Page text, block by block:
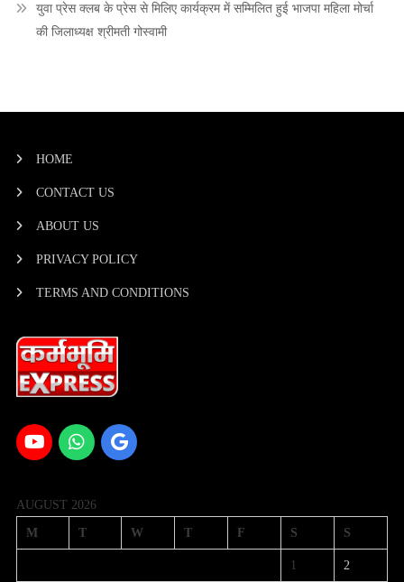
युवा प्रेस क्लब के प्रेस से मिलिए कार्यक्रम में सम्मिलित हुई भाजपा महिला मोर्चा
की जिलाध्यक्ष श्रीमती गोस्वामी
HOME
CONTACT US
ABOUT US
PRIVACY POLICY
TERMS AND CONDITIONS
AUGUST 2026
M T W T F S S
1 2